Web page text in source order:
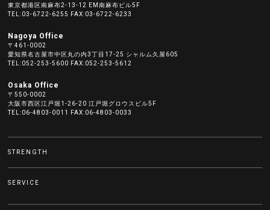
東京都港区南麻布2-13-12 EM南麻布ビル5F
TEL:03-6722-6255 FAX:03-6722-6233
Nagoya Office
〒461-0002
愛知県名古屋市中区丸の内3丁目17-25 シャルム久屋605
TEL:052-253-5600 FAX:052-253-5612
Osaka Office
〒550-0002
大阪市西区江戸堀1-26-20 江戸堀グロウスビル5F
TEL:06-4803-0011 FAX:06-4803-0033
STRENGTH
SERVICE